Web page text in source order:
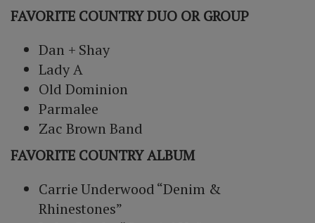
FAVORITE COUNTRY DUO OR GROUP
Dan + Shay
Lady A
Old Dominion
Parmalee
Zac Brown Band
FAVORITE COUNTRY ALBUM
Carrie Underwood “Denim &
Rhinestones”